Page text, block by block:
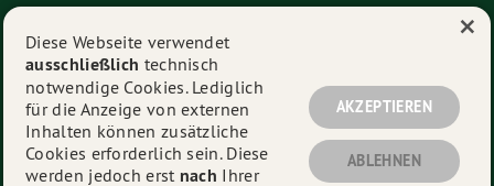
Impressum
Datenschutz
Diese Webseite verwendet
ausschließlich technisch
notwendige Cookies. Lediglich
für die Anzeige von externen
Inhalten können zusätzliche
Cookies erforderlich sein. Diese
werden jedoch erst nach Ihrer
AKZEPTIEREN
ABLEHNEN
×